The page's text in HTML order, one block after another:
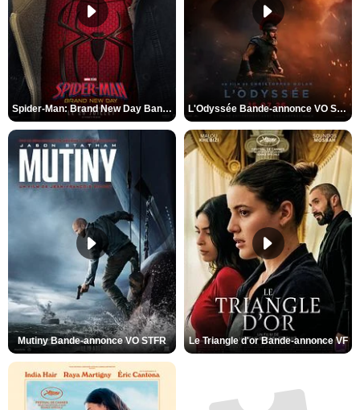
Spider-Man: Brand New Day Bande-annonce VO STFR L'Odyssée Bande-annonce VO STFR
Mutiny Bande-annonce VO STFR Le Triangle d'or Bande-annonce VF